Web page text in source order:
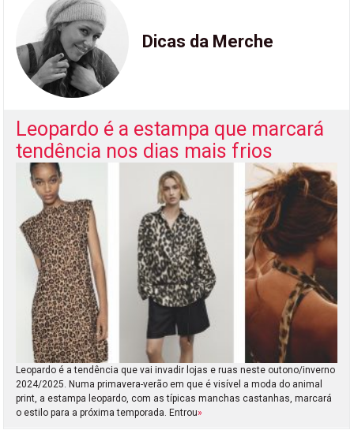
Dicas da Merche
Leopardo é a estampa que marcará
tendência nos dias mais frios
Leopardo é a tendência que vai invadir lojas e ruas neste outono/inverno
2024/2025. Numa primavera-verão em que é visível a moda do animal
print, a estampa leopardo, com as típicas manchas castanhas, marcará
o estilo para a próxima temporada. Entrou»